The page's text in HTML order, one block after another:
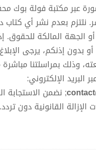
عبر مكتبة فولة بوك
نلتزم بعدم نشر أي
الجهة المالكة للحقوق.
بدون إذنكم، يرجى
وذلك بمراسلتنا
البريد الإلكتروني:
; نضمن الاستجابة
القانونية دون تردد.